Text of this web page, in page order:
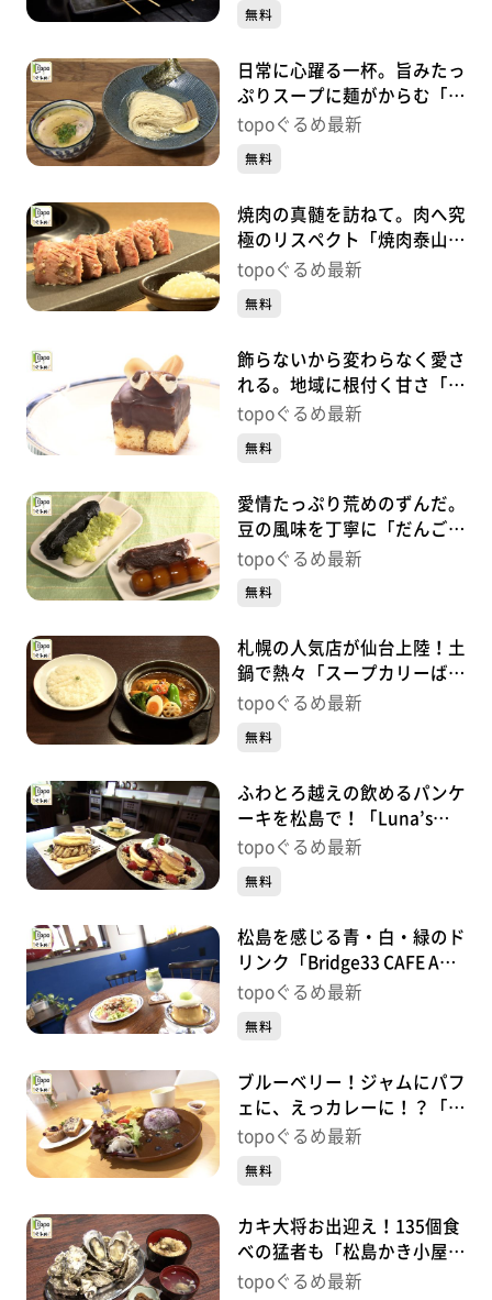
無料
日常に心躍る一杯。旨みたっ
ぷりスープに麺がからむ「自
家製麺 風夏」（宮城野区岩
topoぐるめ最新
無料
焼肉の真髄を訪ねて。肉へ究
極のリスペクト「焼肉泰山
定禅寺通り店」（青葉区国分
topoぐるめ最新
無料
飾らないから変わらなく愛さ
れる。地域に根付く甘さ「ガ
トーオバラ」（若林区連坊小
topoぐるめ最新
無料
愛情たっぷり荒めのずんだ。
豆の風味を丁寧に「だんご茶
屋あらまち」（若林区東九番
topoぐるめ最新
無料
札幌の人気店が仙台上陸！土
鍋で熱々「スープカリーばぐ
ばぐ仙台店」（太白区長町
topoぐるめ最新
無料
ふわとろ越えの飲めるパンケ
ーキを松島で！「Luna’s
Green Pancake」（松島町初
め】
topoぐるめ最新
無料
松島を感じる青・白・緑のド
リンク「Bridge33 CAFE AND
HOSTEL」（松島町高城町）
topoぐるめ最新
無料
ブルーベリー！ジャムにパフ
ェに、えっカレーに！？「風
のマルシェ」（松島町磯崎新
topoぐるめ最新
無料
カキ大将お出迎え！135個食
べの猛者も「松島かき小屋
MATSU」（松島町松島普賢
topoぐるめ最新